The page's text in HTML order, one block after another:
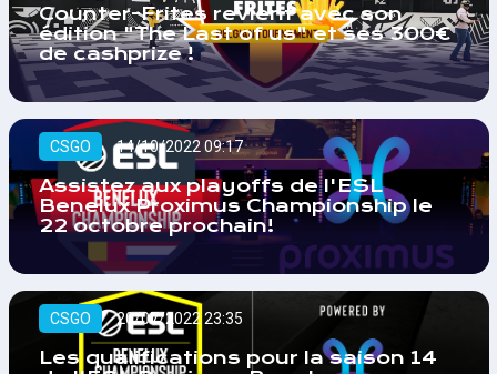
Counter-Frites revient avec son
édition "The Last of us" et ses 300€
de cashprize !
CSGO 14/10/2022 09:17
Assistez aux playoffs de l'ESL
Benelux Proximus Championship le
22 octobre prochain!
CSGO 20/07/2022 23:35
Les qualifications pour la saison 14